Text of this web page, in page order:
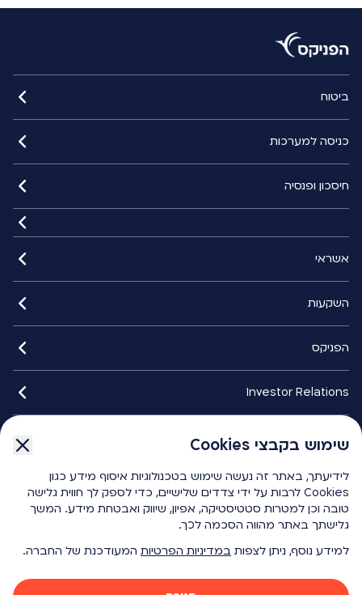
שימוש בקבצי Cookies
לידיעתך, באתר זה נעשה שימוש בטכנולוגיות איסוף מידע כגון
Cookies לרבות על ידי צדדים שלישיים, כדי לספק לך חווית גלישה
טובה וכן למטרות סטטיסטיקה, אפיון, שיווק ואבטחת מידע. המשך
גלישתך באתר מהווה הסכמה לכך.
למידע נוסף, ניתן לצפות במדיניות הפרטיות המעודכנת של החברה.
ביטוח
כניסה למערכות
חיסכון ופנסיה
אשראי
השקעות
הפניקס
Investor Relations
הפניקס smart
כלים ומחשבונים